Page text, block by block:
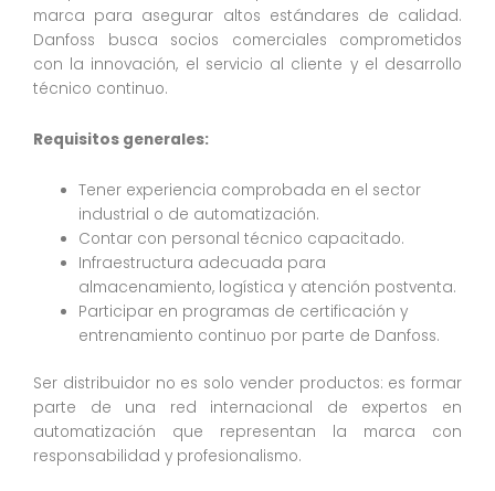
marca para asegurar altos estándares de calidad.
Danfoss busca socios comerciales comprometidos
con la innovación, el servicio al cliente y el desarrollo
técnico continuo.
Requisitos generales:
Tener experiencia comprobada en el sector
industrial o de automatización.
Contar con personal técnico capacitado.
Infraestructura adecuada para
almacenamiento, logística y atención postventa.
Participar en programas de certificación y
entrenamiento continuo por parte de Danfoss.
Ser distribuidor no es solo vender productos: es formar
parte de una red internacional de expertos en
automatización que representan la marca con
responsabilidad y profesionalismo.